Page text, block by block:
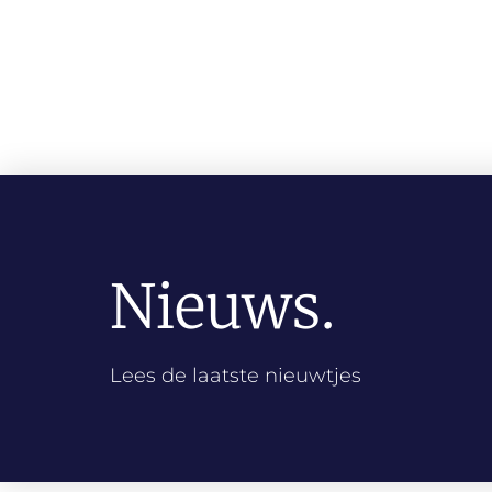
Nieuws.
Lees de laatste nieuwtjes